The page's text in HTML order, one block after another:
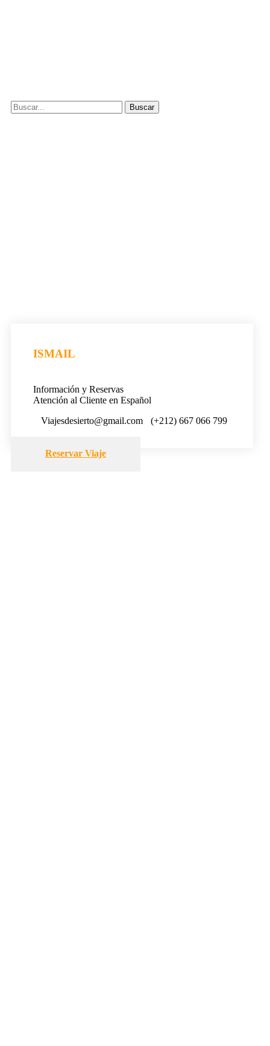
ISMAIL
Información y Reservas
Atención al Cliente en Español
Viajesdesierto@gmail.com
(+212) 667 066 799
Reservar Viaje